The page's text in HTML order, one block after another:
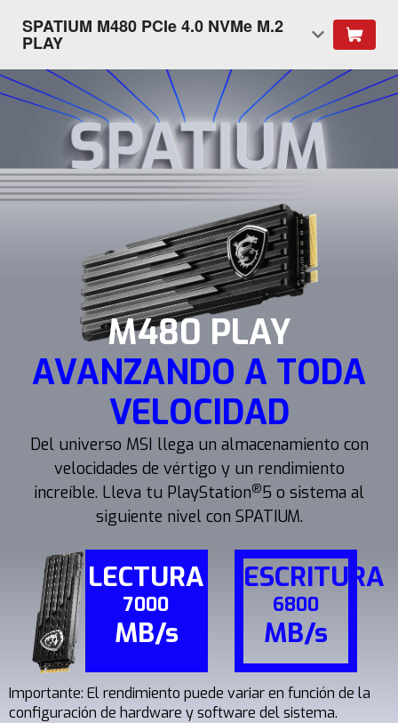
SPATIUM M480 PCIe 4.0 NVMe M.2
PLAY
M480 PLAY
AVANZANDO A TODA
VELOCIDAD
Del universo MSI llega un almacenamiento con
velocidades de vértigo y un rendimiento
increíble. Lleva tu PlayStation®5 o sistema al
siguiente nivel con SPATIUM.
LECTURA
7000
MB/s
ESCRITURA
6800
MB/s
Importante: El rendimiento puede variar en función de la
configuración de hardware y software del sistema.